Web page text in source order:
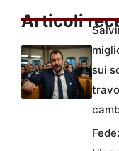
Articoli
sui